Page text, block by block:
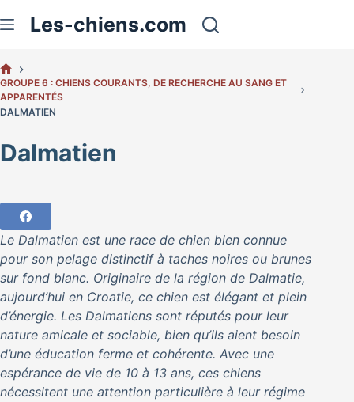
au
Les-chiens.com
ACCUEIL
GROUPE 6 : CHIENS COURANTS, DE RECHERCHE AU SANG ET
APPARENTÉS
DALMATIEN
Dalmatien
Le Dalmatien est une race de chien bien connue
pour son pelage distinctif à taches noires ou brunes
sur fond blanc. Originaire de la région de Dalmatie,
aujourd’hui en Croatie, ce chien est élégant et plein
d’énergie. Les Dalmatiens sont réputés pour leur
nature amicale et sociable, bien qu’ils aient besoin
d’une éducation ferme et cohérente. Avec une
espérance de vie de 10 à 13 ans, ces chiens
nécessitent une attention particulière à leur régime